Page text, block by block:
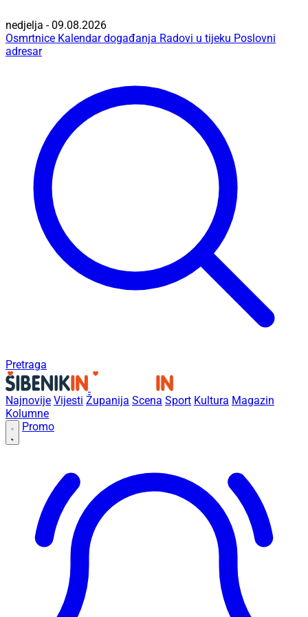
nedjelja - 09.08.2026
Osmrtnice Kalendar događanja Radovi u tijeku Poslovni
adresar
Pretraga
Najnovije Vijesti Županija Scena Sport Kultura Magazin
Kolumne
Promo